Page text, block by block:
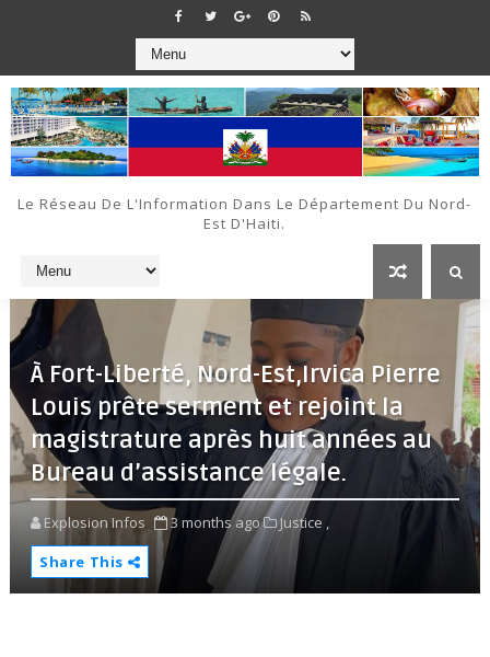
Le Réseau De L'Information Dans Le Département Du Nord-
Est D'Haiti.
À Fort-Liberté, Nord-Est,Irvica Pierre
Louis prête serment et rejoint la
magistrature après huit années au
Bureau d’assistance légale.
Explosion Infos 3 months ago
Justice ,
Share This